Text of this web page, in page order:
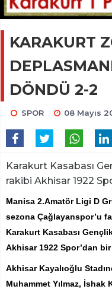
KARAKURT
DÖNDÜ 2-2
SPOR 08 Mayıs
Karakurt Kasabası
rakibi Akhisar 1922
Manisa 2.Amatör Ligi D
sezona Çağlayanspor’u
Karakurt Kasabası
Akhisar 1922 Spor’dan bir
Akhisar Kayalıoğlu
Muhammet Yılmaz, İshak